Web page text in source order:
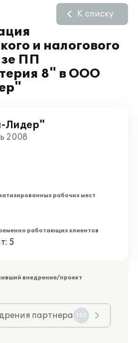
и налогового
ПП
8" в ООО
К списку
Лидер"
2008
рабочих мест
работающих клиентов
5
внедрение/проект
партнера 132